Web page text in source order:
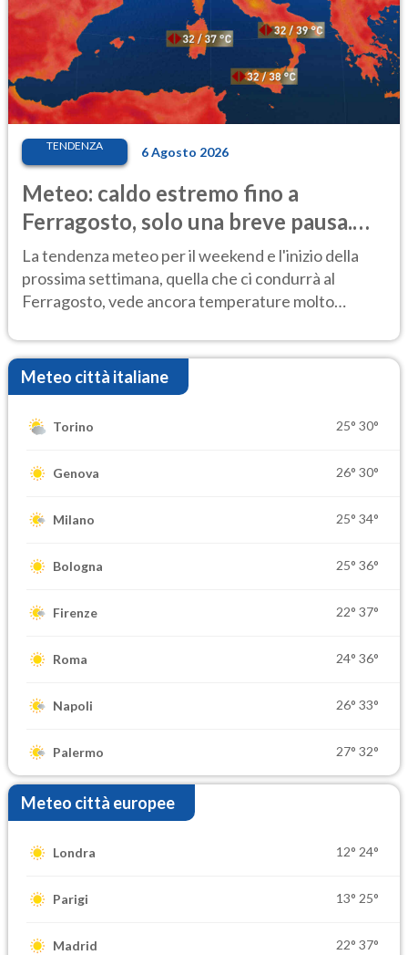
TENDENZA 6 Agosto 2026
Meteo: caldo estremo fino a
Ferragosto, solo una breve pausa.
Ecco dove
La tendenza meteo per il weekend e l'inizio della
prossima settimana, quella che ci condurrà al
Ferragosto, vede ancora temperature molto
Meteo città italiane
Torino 25° 30°
Genova 26° 30°
Milano 25° 34°
Bologna 25° 36°
Firenze 22° 37°
Roma 24° 36°
Napoli 26° 33°
Palermo 27° 32°
Meteo città europee
Londra 12° 24°
Parigi 13° 25°
Madrid 22° 37°